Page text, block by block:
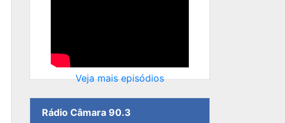
Veja mais episódios
Rádio Câmara 90.3